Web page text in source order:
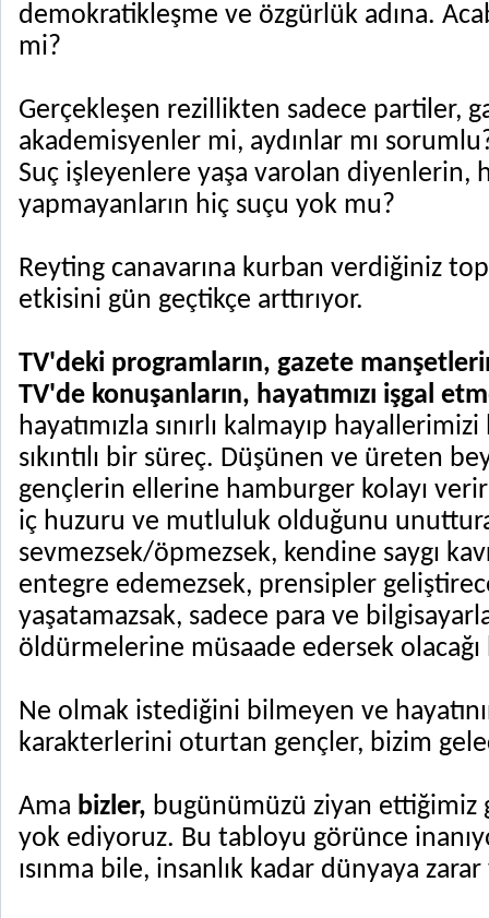
demokratikleşme ve özgürlük adına.
mi?
Gerçekleşen rezillikten sadece partiler,
akademisyenler mi, aydınlar mı
Suç işleyenlere yaşa varolan diyenlerin,
yapmayanların hiç suçu yok mu?
Reyting canavarına kurban verdiğiniz
etkisini gün geçtikçe arttırıyor.
TV'deki programların, gazete
TV'de konuşanların, hayatımızı işgal
hayatımızla sınırlı kalmayıp
sıkıntılı bir süreç. Düşünen ve üreten
gençlerin ellerine hamburger kolayı
iç huzuru ve mutluluk olduğunu
sevmezsek/öpmezsek, kendine saygı
entegre edemezsek, prensipler
yaşatamazsak, sadece para ve
öldürmelerine müsaade edersek
Ne olmak istediğini bilmeyen ve
karakterlerini oturtan gençler, bizim
Ama bizler, bugünümüzü ziyan ettiğimiz
yok ediyoruz. Bu tabloyu görünce
ısınma bile, insanlık kadar dünyaya